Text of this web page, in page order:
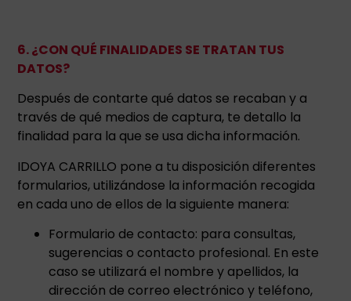
6. ¿CON QUÉ FINALIDADES SE TRATAN TUS
DATOS?
Después de contarte qué datos se recaban y a
través de qué medios de captura, te detallo la
finalidad para la que se usa dicha información.
IDOYA CARRILLO pone a tu disposición diferentes
formularios, utilizándose la información recogida
en cada uno de ellos de la siguiente manera:
Formulario de contacto: para consultas,
sugerencias o contacto profesional. En este
caso se utilizará el nombre y apellidos, la
dirección de correo electrónico y teléfono,